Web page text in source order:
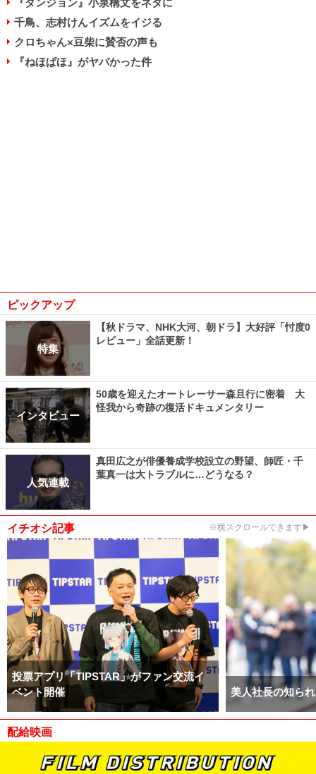
千鳥、志村けんイズムをイジる
クロちゃん×豆柴に賛否の声も
『ねほぱほ』がヤバかった件
ピックアップ
特集
【秋ドラマ、NHK大河、朝ドラ】大好評「忖度0
レビュー」全話更新！
インタビュー
50歳を迎えたオートレーサー森且行に密着 大
怪我から奇跡の復活ドキュメンタリー
人気連載
真田広之が俳優養成学校設立の野望、師匠・千
葉真一は大トラブルに…どうなる？
イチオシ記事 ※横スクロールできます▶
投票アプリ「TIPSTAR」がファン交流イ
ベント開催
美人社長の知ら
配給映画